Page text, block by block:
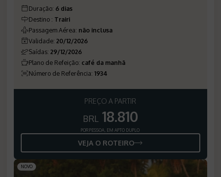
Duração: 6 dias
Destino : Trairi
Passagem Aérea: não inclusa
Validade: 20/12/2026
Saídas: 29/12/2026
Plano de Refeição: café da manhã
Número de Referência: 1934
PREÇO A PARTIR
BRL 18.810
POR PESSOA, EM APTO DUPLO
VEJA O ROTEIRO
NOVO